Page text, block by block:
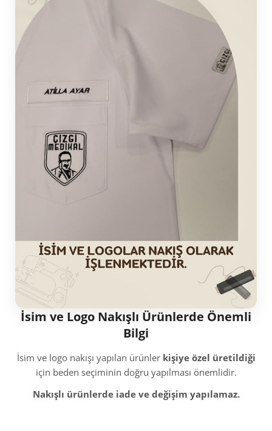
İsim ve Logo Nakışlı Ürünlerde Önemli
Bilgi
İsim ve logo nakışı yapılan ürünler kişiye özel üretildiği
için beden seçiminin doğru yapılması önemlidir.
Nakışlı ürünlerde iade ve değişim yapılamaz.